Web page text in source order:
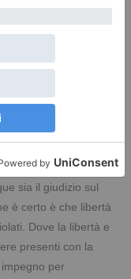
alla spedizione di
attraverso
di volontariato. “Il
– ha dichiarato
e del Comitato
riteniamo
donne, ai bambini e
di
sia il giudizio sul
è certo è che libertà
Dove la libertà e
presenti con la
per